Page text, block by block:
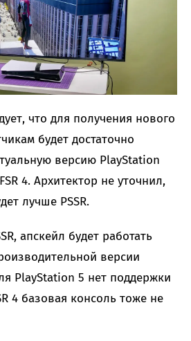
что для получения нового
будет достаточно
версию PlayStation
4. Архитектор не уточнил,
лучше PSSR.
апскейл будет работать
версии
PlayStation 5 нет поддержки
4 базовая консоль тоже не